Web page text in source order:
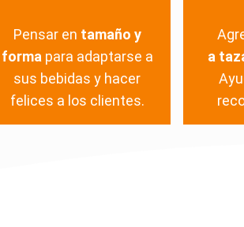
Pensar en tamaño y
formapara adaptarse a
sus bebidas y hacer
felices a los clientes.
a